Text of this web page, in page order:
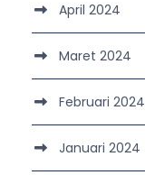
April 2024
Maret 2024
Februari 2024
Januari 2024